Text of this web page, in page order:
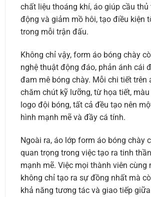
chất liệu thoáng khí, áo giúp cầu
động và giảm mồ hôi, tạo điều kiện
trong mỗi trận đấu.
Không chỉ vậy, form áo bóng chày
nghệ thuật động đáo, phản ánh cái
đam mê bóng chày. Mỗi chi tiết trên
chăm chút kỹ lưỡng, từ họa tiết,
logo đội bóng, tất cả đều tạo nên
hình mạnh mẽ và đầy cá tính.
Ngoài ra, áo lớp form áo bóng chày
quan trọng trong việc tạo ra tinh
mạnh mẽ. Việc mọi thành viên cùng
không chỉ tạo ra sự đồng nhất mà
khả năng tương tác và giao tiếp